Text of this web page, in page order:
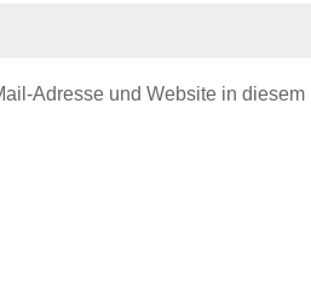
Adresse und Website in